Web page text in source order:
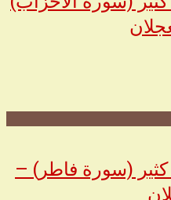
كثير (سورة فاطر) –